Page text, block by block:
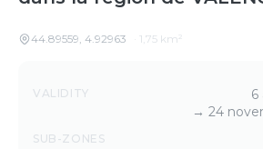
44.89559, 4.92963 1,75 km²
Details
VALIDITY
6
→ 24
SUB-ZONES